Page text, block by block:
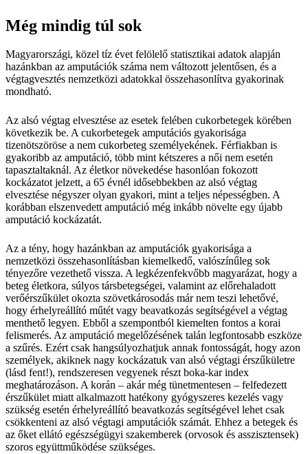
Még mindig túl sok
Magyarországi, közel tíz évet felölelő statisztikai adatok alapján
hazánkban az amputációk száma nem változott jelentősen, és a
végtagvesztés nemzetközi adatokkal összehasonlítva gyakorinak
mondható.
Az alsó végtag elvesztése az esetek felében cukorbetegek körében
következik be. A cukorbetegek amputációs gyakorisága
tizenötszöröse a nem cukorbeteg személyekének. Férfiakban is
gyakoribb az amputáció, több mint kétszeres a női nem esetén
tapasztaltaknál. Az életkor növekedése hasonlóan fokozott
kockázatot jelzett, a 65 évnél idősebbekben az alsó végtag
elvesztése négyszer olyan gyakori, mint a teljes népességben. A
korábban elszenvedett amputáció még inkább növelte egy újabb
amputáció kockázatát.
Az a tény, hogy hazánkban az amputációk gyakorisága a
nemzetközi összehasonlításban kiemelkedő, valószínűleg sok
tényezőre vezethető vissza. A legkézenfekvőbb magyarázat, hogy a
beteg életkora, súlyos társbetegségei, valamint az előrehaladott
verőérszűkület okozta szövetkárosodás már nem teszi lehetővé,
hogy érhelyreállító műtét vagy beavatkozás segítségével a végtag
menthető legyen. Ebből a szempontból kiemelten fontos a korai
felismerés. Az amputáció megelőzésének talán legfontosabb eszköze
a szűrés. Ezért csak hangsúlyozhatjuk annak fontosságát, hogy azon
személyek, akiknek nagy kockázatuk van alsó végtagi érszűkületre
(lásd fent!), rendszeresen vegyenek részt boka-kar index
meghatározáson. A korán – akár még tünetmentesen – felfedezett
érszűkület miatt alkalmazott hatékony gyógyszeres kezelés vagy
szükség esetén érhelyreállító beavatkozás segítségével lehet csak
csökkenteni az alsó végtagi amputációk számát. Ehhez a betegek és
az őket ellátó egészségügyi szakemberek (orvosok és asszisztensek)
szoros együttműködése szükséges.